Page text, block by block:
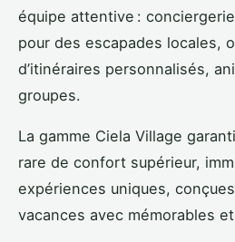
équipe attentive :
pour des escapades locales,
d’itinéraires personnalisés,
groupes.
La gamme Ciela Village
rare de confort supérieur,
expériences uniques,
vacances avec mémorables